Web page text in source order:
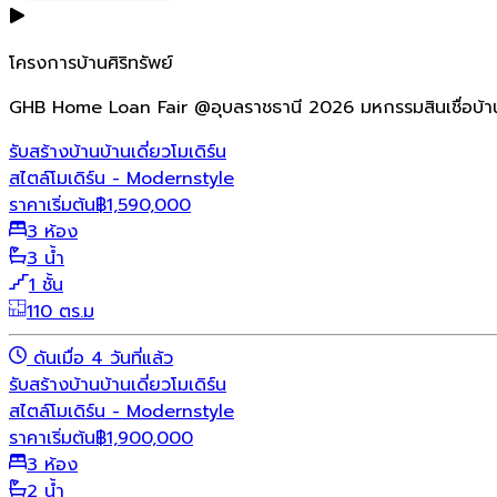
โครงการบ้านศิริทรัพย์
GHB Home Loan Fair @อุบลราชธานี 2026 มหกรรมสินเชื่อบ้
รับสร้างบ้านบ้านเดี่ยวโมเดิร์น
สไตล์โมเดิร์น - Modernstyle
ราคาเริ่มต้น฿1,590,000
3 ห้อง
3 น้ำ
1 ชั้น
110 ตร.ม
ดันเมื่อ 4 วันที่แล้ว
รับสร้างบ้านบ้านเดี่ยวโมเดิร์น
สไตล์โมเดิร์น - Modernstyle
ราคาเริ่มต้น฿1,900,000
3 ห้อง